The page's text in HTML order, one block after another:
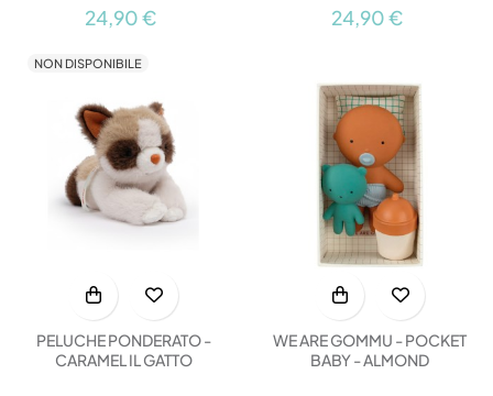
24,90 € 24,90 €
NON DISPONIBILE
PELUCHE PONDERATO -
CARAMEL IL GATTO
WE ARE GOMMU - POCKET
BABY - ALMOND